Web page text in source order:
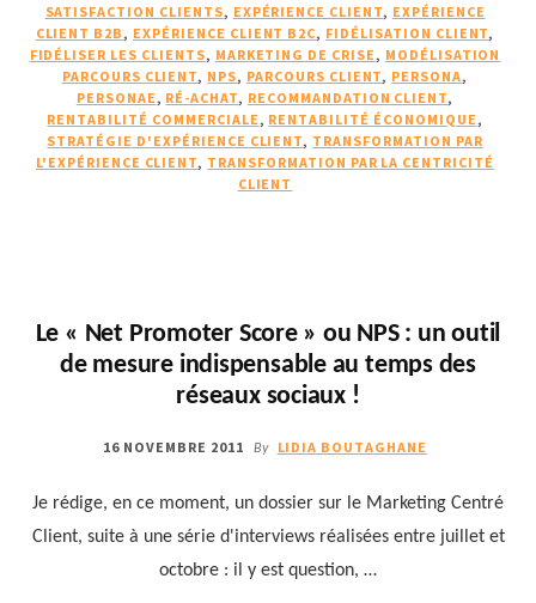
SURVIVRE
À
LA
CRISE
ET
ANTICIPER
LA
SATISFACTION CLIENTS, EXPÉRIENCE CLIENT, EXPÉRIENCE
CLIENT B2B , EXPÉRIENCE CLIENT B2C, FIDÉLISATION CLIENT,
FIDÉLISER LES CLIENTS, MARKETING DE CRISE , MODÉLISATION
PARCOURS CLIENT, NPS, PARCOURS CLIENT, PERSONA,
PERSONAE , RÉ-ACHAT, RECOMMANDATION CLIENT,
RENTABILITÉ COMMERCIALE , RENTABILITÉ ÉCONOMIQUE ,
STRATÉGIE D'EXPÉRIENCE CLIENT, TRANSFORMATION PAR
L'EXPÉRIENCE CLIENT, TRANSFORMATION PAR LA CENTRICITÉ
CLIENT
Le « Net Promoter Score » ou NPS : un outil
de mesure indispensable au temps des
réseaux sociaux !
16 NOVEMBRE 2011 By LIDIA BOUTAGHANE
Je rédige, en ce moment, un dossier sur le Marketing Centré
Client, suite à une série d'interviews réalisées entre juillet et
octobre : il y est question, …